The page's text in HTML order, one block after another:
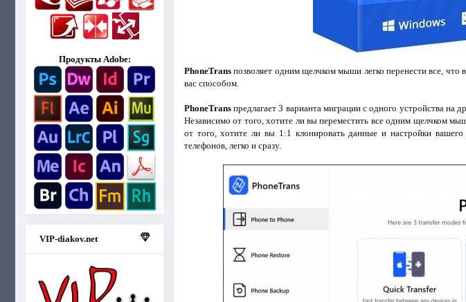
Продукты Adobe:
VIP-diakov.net
PhoneTransпозволяет одним щелчком мыши легко перенести все,
вас способом.
PhoneTransпредлагает 3 варианта миграции с одного устройства на
Независимо от того, хотите ли вы переместить все одним щелчком
от того, хотите ли вы 1:1 клонировать данные и настройки
телефонов, легко и сразу.